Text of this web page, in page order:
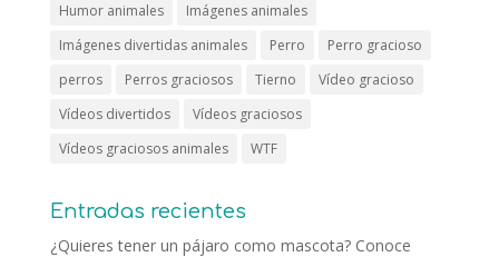
Humor animales
Imágenes animales
Imágenes divertidas animales
Perro
Perro gracioso
perros
Perros graciosos Tierno
Vídeo gracioso
Vídeos divertidos
Vídeos graciosos
Vídeos graciosos animales
WTF
Entradas recientes
¿Quieres tener un pájaro como mascota? Conoce